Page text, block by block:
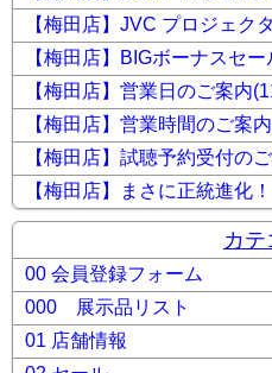
【梅田店】JVC プロジェク
【梅田店】BIGボーナスセー
【梅田店】営業日のご案内
【梅田店】営業時間のご案
【梅田店】試聴予約受付の
【梅田店】まさに正統進化
カテ
00 会員登録フォーム
000 展示品リスト
01 店舗情報